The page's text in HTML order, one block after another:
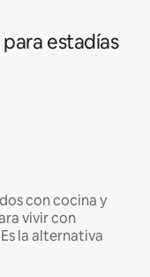
estadías
con cocina y
vivir con
la alternativa